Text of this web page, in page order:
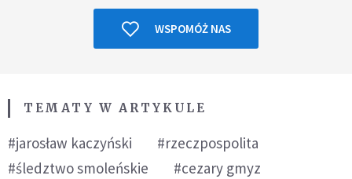
WSPOMÓŻ NAS
TEMATY W ARTYKULE
#jarosław kaczyński
#rzeczpospolita
#śledztwo smoleńskie
#cezary gmyz